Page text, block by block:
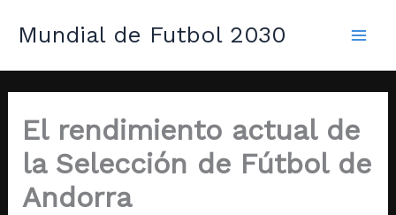
Mundial de Futbol 2030
El rendimiento actual de
la Selección de Fútbol de
Andorra